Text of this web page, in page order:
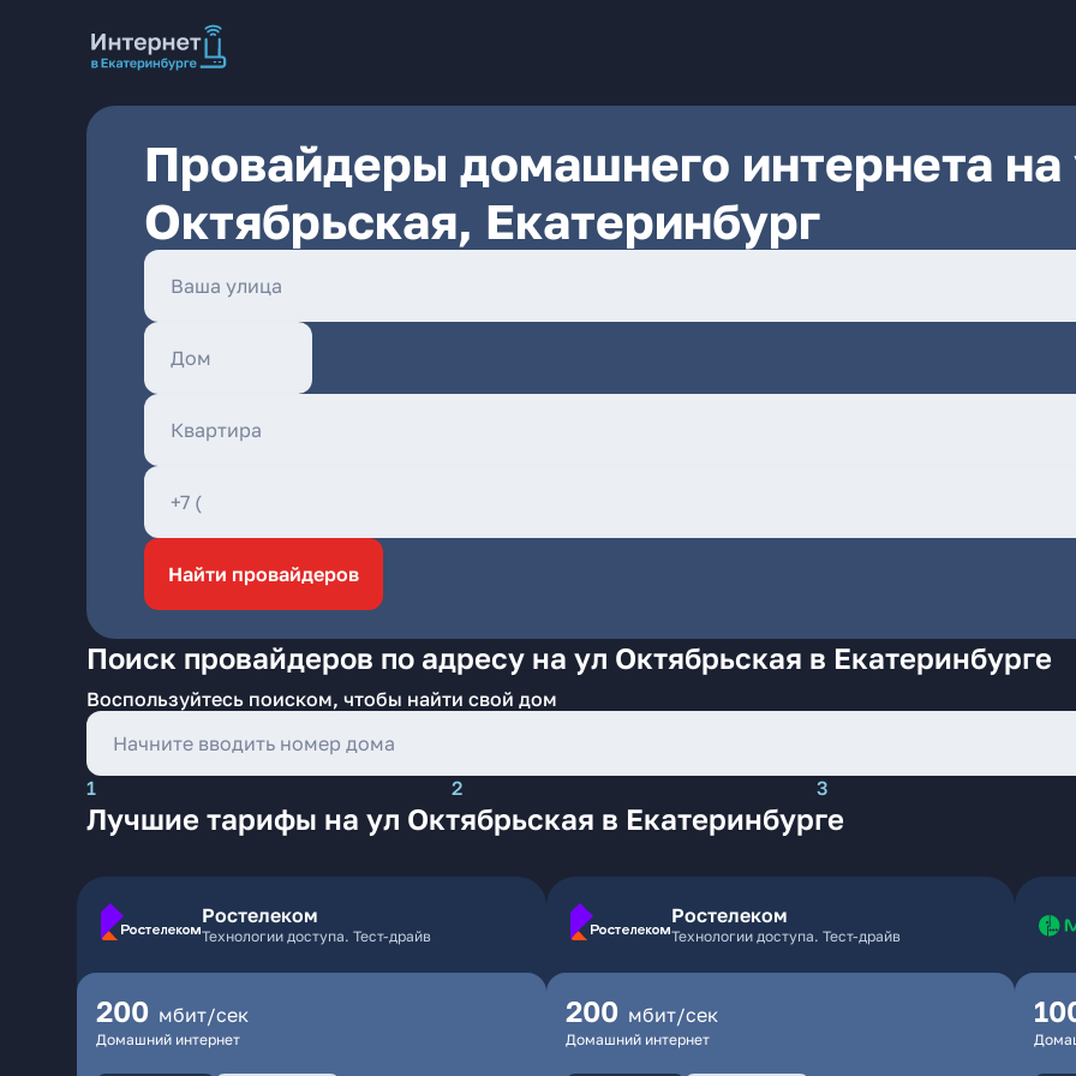
Провайдеры домашнего интернета на
Октябрьская, Екатеринбург
Найти провайдеров
Поиск провайдеров по адресу на ул Октябрьская в Екатеринбурге
Воспользуйтесь поиском, чтобы найти свой дом
1 2 3
Лучшие тарифы на ул Октябрьская в Екатеринбурге
Ростелеком
Технологии доступа. Тест-драйв
200 мбит/сек
Домашний интернет
Ростелеком
Технологии доступа. Тест-драйв
200 мбит/сек
Домашний интернет